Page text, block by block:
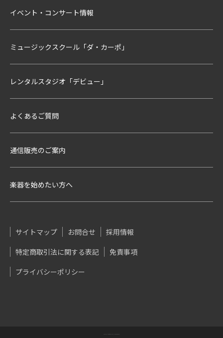
イベント・コンサート情報
ミュージックスクール「ダ・カーポ」
レンタルスタジオ「デビュー」
よくあるご質問
通信販売のご案内
楽器を始めたい方へ
サイトマップ お問合せ
採用情報
特定商取引法に関する表記
免責事項
プライバシーポリシー